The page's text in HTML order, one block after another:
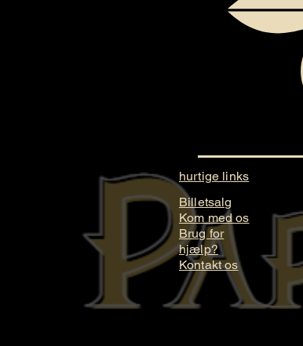
hurtige links
Billetsalg
Kom med os
Brug for
hjælp?
Kontakt os